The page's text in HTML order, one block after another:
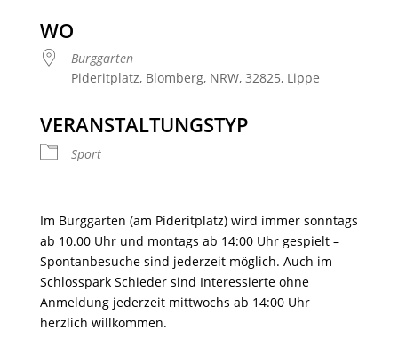
WO
Burggarten
Pideritplatz, Blomberg, NRW, 32825, Lippe
VERANSTALTUNGSTYP
Sport
Im Burggarten (am Pideritplatz) wird immer sonntags
ab 10.00 Uhr und montags ab 14:00 Uhr gespielt –
Spontanbesuche sind jederzeit möglich. Auch im
Schlosspark Schieder sind Interessierte ohne
Anmeldung jederzeit mittwochs ab 14:00 Uhr
herzlich willkommen.